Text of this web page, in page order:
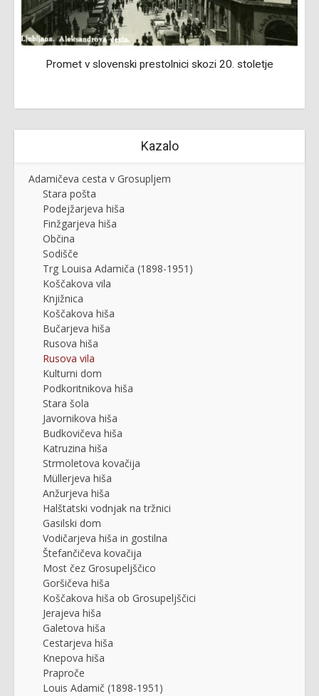
Promet v slovenski prestolnici skozi 20. stoletje
Kazalo
Adamičeva cesta v Grosupljem
Stara pošta
Podejžarjeva hiša
Finžgarjeva hiša
Občina
Sodišče
Trg Louisa Adamiča (1898-1951)
Koščakova vila
Knjižnica
Koščakova hiša
Bučarjeva hiša
Rusova hiša
Rusova vila
Kulturni dom
Podkoritnikova hiša
Stara šola
Javornikova hiša
Budkovičeva hiša
Katruzina hiša
Strmoletova kovačija
Müllerjeva hiša
Anžurjeva hiša
Halštatski vodnjak na tržnici
Gasilski dom
Vodičarjeva hiša in gostilna
Štefančičeva kovačija
Most čez Grosupeljščico
Goršičeva hiša
Koščakova hiša ob Grosupeljščici
Jerajeva hiša
Galetova hiša
Cestarjeva hiša
Knepova hiša
Praproče
Louis Adamič (1898-1951)